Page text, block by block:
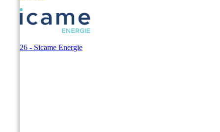
© 2026 - Sicame Energie